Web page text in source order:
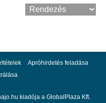
Apróhirdetés feladása
kiadója a GlobalPlaza Kft.